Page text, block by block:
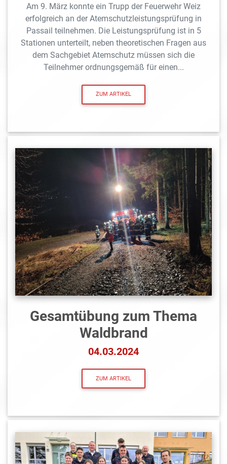
Am 9. März konnte ein Trupp der Feuerwehr Weiz
erfolgreich an der Atemschutzleistungsprüfung in
Passail teilnehmen. Die Leistungsprüfung ist in 5
Stationen unterteilt, neben theoretischen Fragen aus
dem Sachgebiet Atemschutz müssen sich die
Teilnehmer ordnungsgemäß für einen...
ZUM ARTIKEL
Gesamtübung zum Thema
Waldbrand
04.03.2024
ZUM ARTIKEL